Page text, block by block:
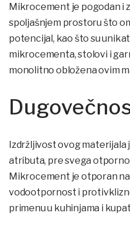
Mikrocement je pogodan i
spoljašnjem prostoru što
potencijal, kao što su
mikrocementa, stolovi i
monolitno obložena ovim
Izdržljivost ovog materijala
atributa, pre svega
Mikrocement je otporan
vodootpornost i
primenu u kuhinjama i